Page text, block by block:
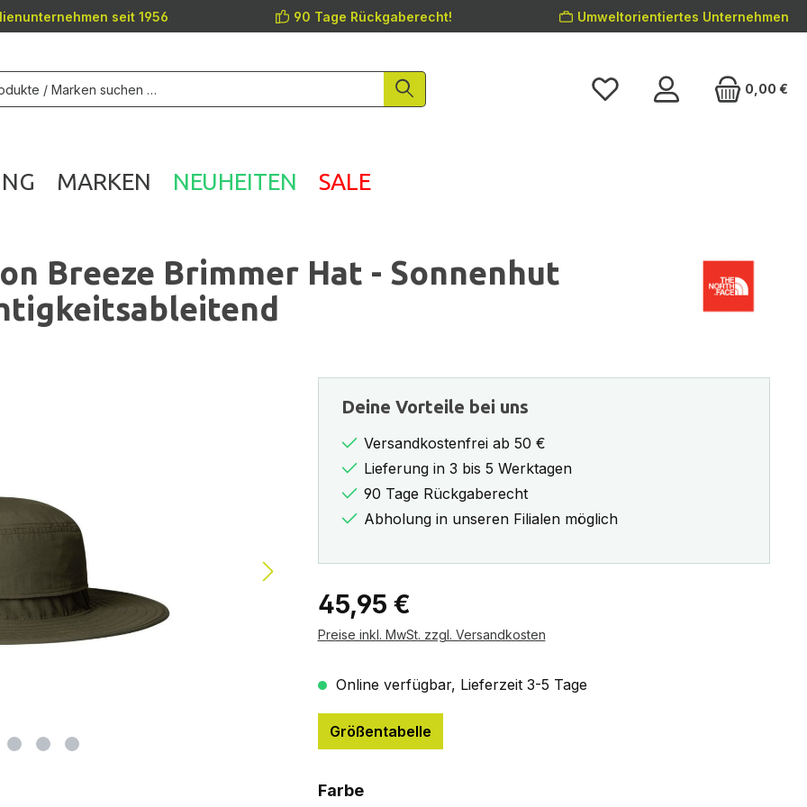
seit 1956 90 Tage Rückgaberecht! Umweltorientiertes Unternehmen
0,00 €
MARKEN NEUHEITEN SALE
Breeze Brimmer Hat - Sonnenhut
Deine Vorteile bei uns
Versandkostenfrei ab 50 €
Lieferung in 3 bis 5 Werktagen
90 Tage Rückgaberecht
Abholung in unseren Filialen möglich
Regulärer Preis:
45,95 €
Preise inkl. MwSt. zzgl. Versandkosten
Online verfügbar, Lieferzeit 3-5 Tage
Größentabelle
Farbeauswählen